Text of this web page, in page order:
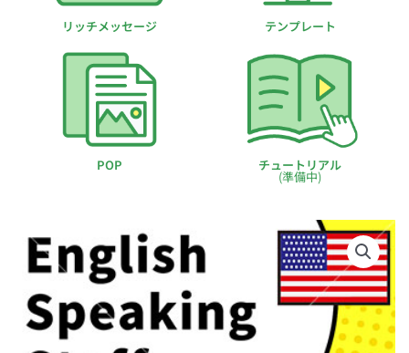
リッチメッセージ テンプレート
POP チュートリアル
(準備中)